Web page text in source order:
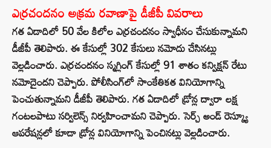
ఎర్రచందనం అక్రమ రవాణాపై డీజీపీ వివరాలు
గత ఏడాదిలో 50 వేల కిలోల ఎర్రచందనం స్వాధీనం చేసుకున్నామని
డీజీపీ తెలిపారు. ఈ కేసుల్లో 302 కేసులు నమోదు చేసినట్లు
వెల్లడించారు. ఎర్రచందనం స్మగ్లింగ్ కేసుల్లో 91 శాతం కన్విక్షన్ రేటు
నమోదైందని చెప్పారు. పోలీసింగ్‌లో సాంకేతికత వినియోగాన్ని
పెంచుతున్నామని డీజీపీ తెలిపారు. గత ఏడాదిలో డ్రోన్ల ద్వారా లక్ష
గంటలపాటు సర్విలెన్స్ నిర్వహించామని చెప్పారు. సెర్చ్ అండ్ రెస్క్యూ
ఆపరేషన్లలో కూడా డ్రోన్ల వినియోగాన్ని పెంచినట్లు వెల్లడించారు.